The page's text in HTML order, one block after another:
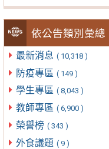
依公告類別彙總
最新消息 ( 10,318 )
防疫專區 ( 149 )
學生專區 ( 8,043 )
教師專區 ( 6,900 )
榮譽榜 ( 343 )
外食議題 ( 9 )